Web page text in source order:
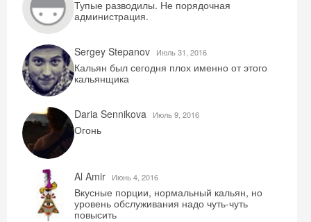
Тупые разводилы. Не порядочная
администрация.
Sergey Stepanov Июль 31, 2016
Кальян был сегодня плох именно от этого
кальянщика
Daria Sennikova Июль 9, 2016
Огонь
Al Amir Июнь 4, 2016
Вкусные порции, нормальный кальян, но
уровень обслуживания надо чуть-чуть
повысить